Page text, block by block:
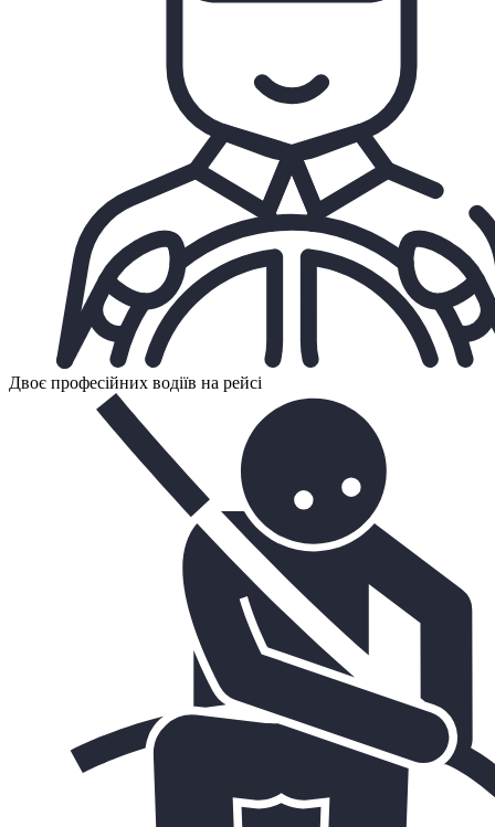
Двоє професійних водіїв на рейсі